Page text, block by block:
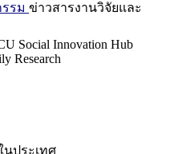
รม ข่าวสารงานวิจัยและ
Social Innovation Hub
Research
นประเทศ